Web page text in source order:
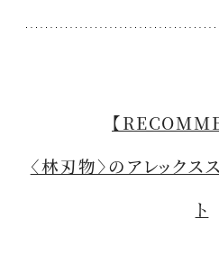
【
〈林刃物〉のアレックス
ト